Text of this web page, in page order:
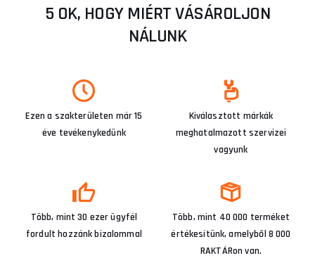
5 OK, HOGY MIÉRT VÁSÁROLJON
NÁLUNK
Ezen a szakterületen már 15
éve tevékenykedünk
Kiválasztott márkák
meghatalmazott szervizei
vagyunk
Több, mint 30 ezer ügyfél
fordult hozzánk bizalommal
Több, mint 40 000 terméket
értékesítünk, amelyből 8 000
RAKTÁRon van.